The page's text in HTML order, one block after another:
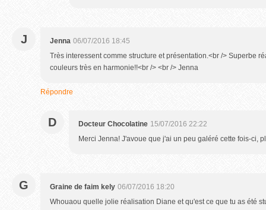
J Jenna 06/07/2016 18:45
Très interessent comme structure et présentation.<br /> Superbe
couleurs très en harmonie!!<br /> <br /> Jenna
Répondre
D Docteur Chocolatine 15/07/2016 22:22
Merci Jenna! J'avoue que j'ai un peu galéré cette fois-ci,
G Graine de faim kely 06/07/2016 18:20
Whouaou quelle jolie réalisation Diane et qu'est ce que tu as été